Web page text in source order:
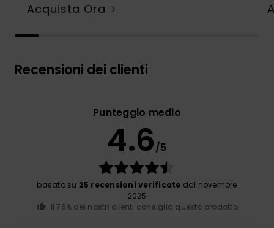
Acquista Ora
Recensioni dei clienti
Punteggio medio
4.6/5
basato su 25 recensioni verificate dal novembre
2025
Il 76% dei nostri clienti consiglia questo prodotto